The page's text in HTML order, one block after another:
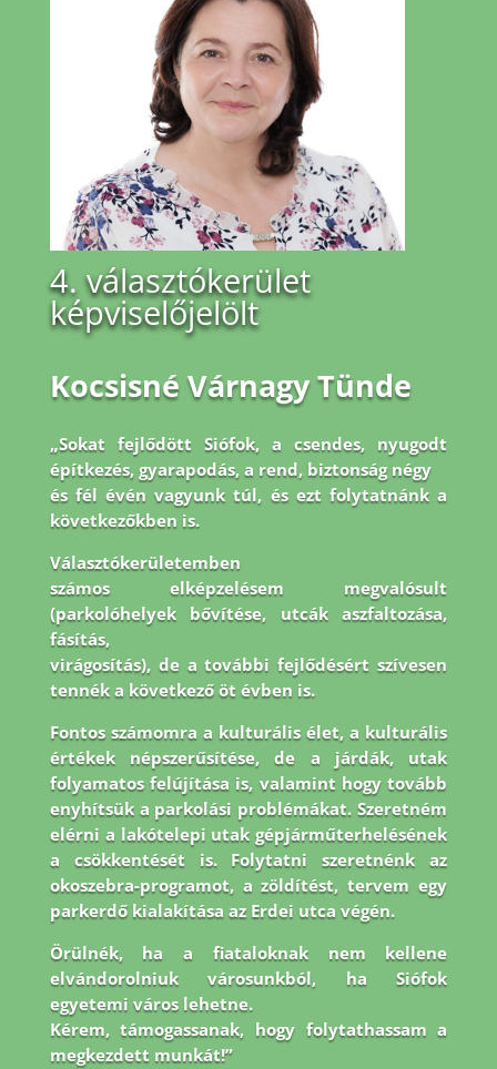
4. választókerület
képviselőjelölt
Kocsisné Várnagy Tünde
„Sokat fejlődött Siófok, a csendes, nyugodt
építkezés, gyarapodás, a rend, biztonság négy
és fél évén vagyunk túl, és ezt folytatnánk a
következőkben is.
Választókerületemben
számos elképzelésem megvalósult
(parkolóhelyek bővítése, utcák aszfaltozása,
fásítás,
virágosítás), de a további fejlődésért szívesen
tennék a következő öt évben is.
Fontos számomra a kulturális élet, a kulturális
értékek népszerűsítése, de a járdák, utak
folyamatosfelújítása is, valamint hogy tovább
enyhítsük a parkolási problémákat. Szeretném
elérni a lakótelepi utak gépjárműterhelésének
a csökkentését is. Folytatni szeretnénk az
okoszebra-programot, a zöldítést, tervem egy
parkerdő kialakítása az Erdei utca végén.
Örülnék, ha a fiataloknak nem kellene
elvándorolniuk városunkból, ha Siófok
egyetemi város lehetne.
Kérem, támogassanak, hogy folytathassam a
megkezdett munkát!”